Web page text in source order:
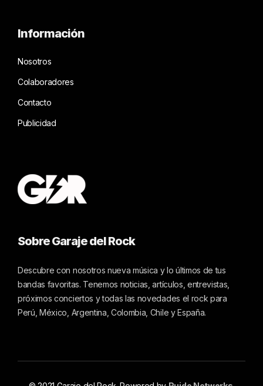
Información
Nosotros
Colaboradores
Contacto
Publicidad
Sobre Garaje del Rock
Descubre con nosotros nueva música y lo últimos de tus
bandas favoritas. Tenemos noticias, artículos, entrevistas,
próximos conciertos y todas las novedades el rock para
Perú, México, Argentina, Colombia, Chile y España.